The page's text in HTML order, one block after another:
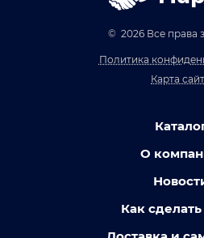
© 2026 Все права
Политика
Карта
О
Как сделать